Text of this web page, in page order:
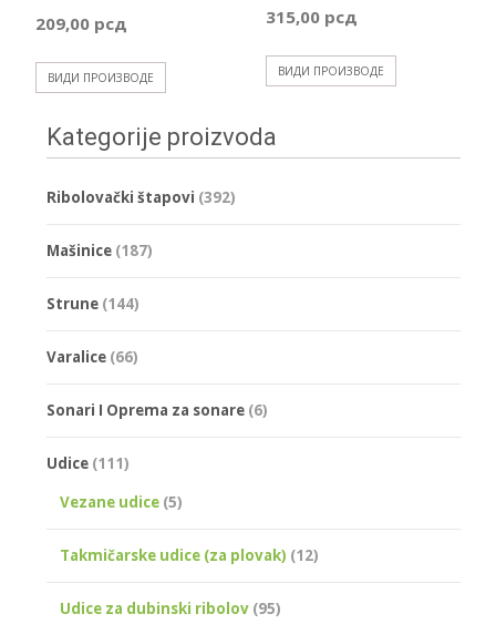
209,00 рсд
цена:
од
125,00 рсд
до
209,00 рсд
ВИДИ ПРОИЗВОДЕ
315,00 рсд
ВИДИ ПРОИЗВОДЕ
Kategorije proizvoda
Ribolovački štapovi (392)
Mašinice (187)
Strune (144)
Varalice (66)
Sonari I Oprema za sonare (6)
Udice (111)
Vezane udice (5)
Takmičarske udice (za plovak) (12)
Udice za dubinski ribolov (95)